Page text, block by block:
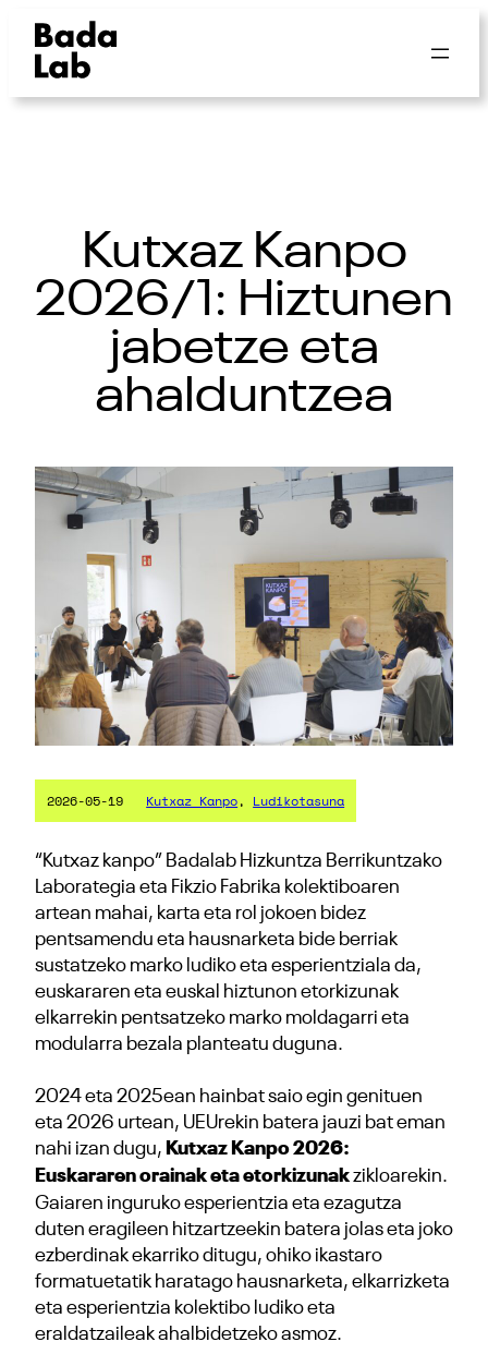
Kutxaz Kanpo
2026/1: Hiztunen
jabetze eta
ahalduntzea
2026-05-19 Kutxaz Kanpo, Ludikotasuna
“Kutxaz kanpo” Badalab Hizkuntza Berrikuntzako
Laborategia eta Fikzio Fabrika kolektiboaren
artean mahai, karta eta rol jokoen bidez
pentsamendu eta hausnarketa bide berriak
sustatzeko marko ludiko eta esperientziala da,
euskararen eta euskal hiztunon etorkizunak
elkarrekin pentsatzeko marko moldagarri eta
modularra bezala planteatu duguna.
2024 eta 2025ean hainbat saio egin genituen
eta 2026 urtean, UEUrekin batera jauzi bat eman
nahi izan dugu, Kutxaz Kanpo 2026:
Euskararen orainak eta etorkizunakzikloarekin.
Gaiaren inguruko esperientzia eta ezagutza
duten eragileen hitzartzeekin batera jolas eta joko
ezberdinak ekarriko ditugu, ohiko ikastaro
formatuetatik haratago hausnarketa, elkarrizketa
eta esperientzia kolektibo ludiko eta
eraldatzaileak ahalbidetzeko asmoz.